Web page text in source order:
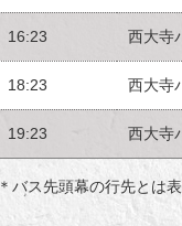
16:23 西大寺
18:23 西大寺
19:23 西大寺
＊バス先頭幕の行先とは